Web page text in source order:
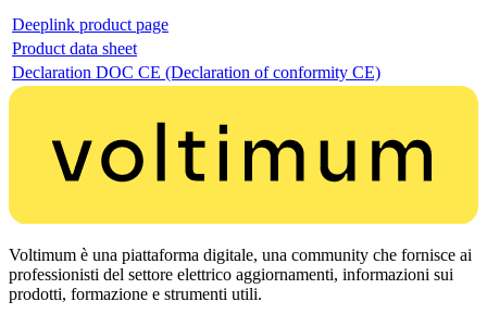
Deeplink product page
Product data sheet
Declaration DOC CE (Declaration of conformity CE)
Voltimum è una piattaforma digitale, una community che fornisce ai
professionisti del settore elettrico aggiornamenti, informazioni sui
prodotti, formazione e strumenti utili.